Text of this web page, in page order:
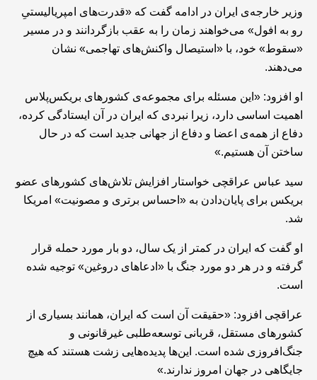
وزیر خارجه‌ی ایران در ادامه گفت که «قدرت‌های امپریالیستیِ
رو به افول» می‌خواهند زمان را به عقب بازگردانند و در مسیر
«سقوط» خود، با «استیصال واکنش‌های تهاجمی» نشان
می‌دهند.
او افزود: «این مسئله برای مجموعه‌ی کشورهای بریکس‌پلاس
اهمیت اساسی دارد، زیرا نبردی که ایران در آن ایستادگی کرده،
دفاع از همه‌ی اعضا و دفاع از جهانی جدید است که در حال
ساختن آن هستیم.»
سید عباس عراقچی خواستار افزایش تلاش‌های کشورهای عضو
بریکس برای پایان‌دادن به «احساس برتری و مصونیت» امریکا
شد.
او گفت که ایران در کمتر از یک سال، دو بار مورد حمله قرار
گرفته و در هر دو مورد جنگ با «ادعاهای دروغین» توجیه شده
است.
عراقچی افزود: «حقیقت آن است که ایران، همانند بسیاری از
کشورهای مستقل، قربانی توسعه‌طلبی غیرقانونی و
جنگ‌افروزی شده است. این‌ها پدیده‌هایی زشت هستند که هیچ
جایگاهی در جهان امروز ندارند.»